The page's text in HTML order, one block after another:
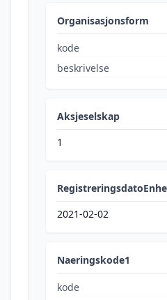
Organisasjonsform
kode
beskrivelse
Aksjeselskap
1
2021-02-02
Naeringskode1
kode